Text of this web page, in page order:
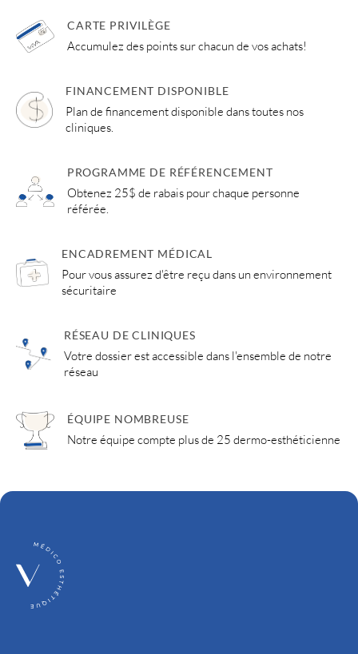
CARTE PRIVILÈGE
Accumulez des points sur chacun de vos achats!
FINANCEMENT DISPONIBLE
Plan de financement disponible dans toutes nos
cliniques.
PROGRAMME DE RÉFÉRENCEMENT
Obtenez 25$ de rabais pour chaque personne
référée.
ENCADREMENT MÉDICAL
Pour vous assurez d'être reçu dans un environnement
sécuritaire
RÉSEAU DE CLINIQUES
Votre dossier est accessible dans l'ensemble de notre
réseau
ÉQUIPE NOMBREUSE
Notre équipe compte plus de 25 dermo-esthéticienne